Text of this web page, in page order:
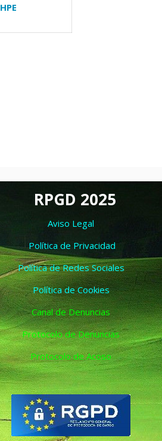
RPGD 2025
Aviso Legal
Política de Privacidad
Política de Redes Sociales
Política de Cookies
Canal de Denuncias
Protocolo de Denuncias
Protocolo de Acoso